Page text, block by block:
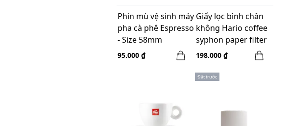
Phin mù vệ sinh máy
pha cà phê Espresso
- Size 58mm
95.000 ₫
Giấy lọc bình chân
không Hario coffee
syphon paper filter
system CF-103E
198.000 ₫
Đặt trước